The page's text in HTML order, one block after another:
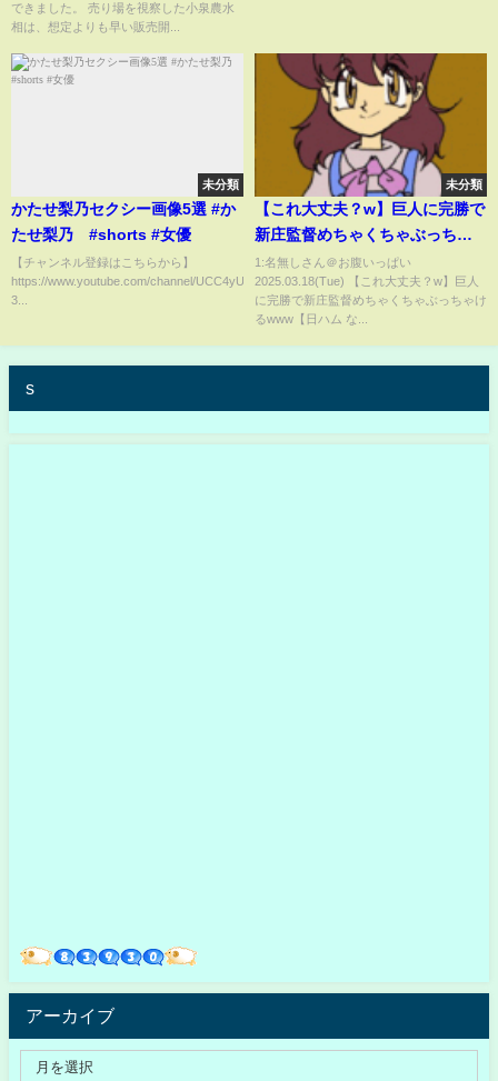
ても説明
できました。 売り場を視察した小泉農水
相は、想定よりも早い販売開...
未分類
かたせ梨乃セクシー画像5選 #か
たせ梨乃 #shorts #女優
【チャンネル登録はこちらから】
https://www.youtube.com/channel/UCC4yU5a8ZIqPDXyjytz-
3...
未分類
【これ大丈夫？w】巨人に完勝で
新庄監督めちゃくちゃぶっちゃ
けるwww【日ハム なんJ 反応
集】ファイターズ ジャイアンツ
1:名無しさん＠お腹いっぱい
2025.03.18(Tue) 【これ大丈夫？w】巨人
に完勝で新庄監督めちゃくちゃぶっちゃけ
るwww【日ハム な...
s
アーカイブ